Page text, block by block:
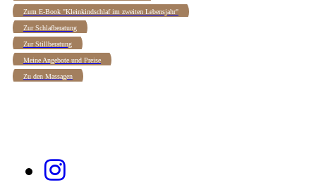
Zum E-Book "Kleinkindschlaf im zweiten Lebensjahr"
Zur Schlafberatung
Zur Stillberatung
Meine Angebote und Preise
Zu den Massagen